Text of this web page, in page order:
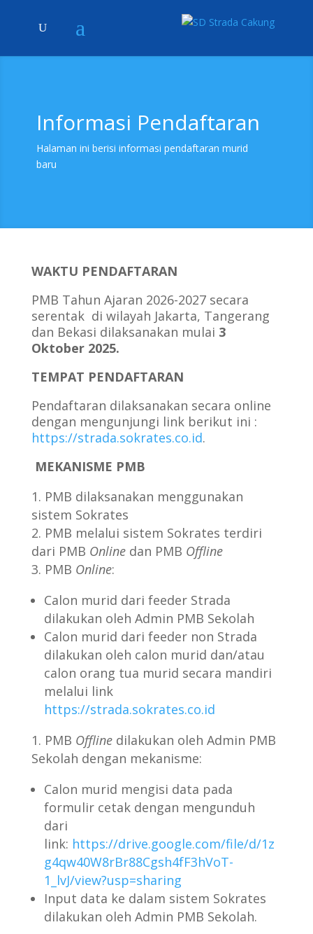
Informasi Pendaftaran
Halaman ini berisi informasi pendaftaran murid
baru
WAKTU PENDAFTARAN
PMB Tahun Ajaran 2026-2027 secara
serentak di wilayah Jakarta, Tangerang
dan Bekasi dilaksanakan mulai 3
Oktober 2025.
TEMPAT PENDAFTARAN
Pendaftaran dilaksanakan secara online
dengan mengunjungi link berikut ini :
https://strada.sokrates.co.id.
MEKANISME PMB
PMB dilaksanakan menggunakan
sistem Sokrates
PMB melalui sistem Sokrates terdiri
dari PMB Onlinedan PMB Offline
PMB Online:
Calon murid dari feeder Strada
dilakukan oleh Admin PMB Sekolah
Calon murid dari feeder non Strada
dilakukan oleh calon murid dan/atau
calon orang tua murid secara mandiri
melalui link
https://strada.sokrates.co.id
PMB Offlinedilakukan oleh Admin PMB
Sekolah dengan mekanisme:
Calon murid mengisi data pada
formulir cetak dengan mengunduh
dari
link: https://drive.google.com/file/d/1z
g4qw40W8rBr88Cgsh4fF3hVoT-
1_lvJ/view?usp=sharing
Input data ke dalam sistem Sokrates
dilakukan oleh Admin PMB Sekolah.